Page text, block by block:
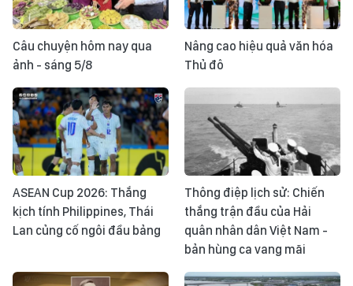
Câu chuyện hôm nay qua
ảnh - sáng 5/8
Nâng cao hiệu quả văn hóa
Thủ đô
ASEAN Cup 2026: Thắng
kịch tính Philippines, Thái
Lan củng cố ngôi đầu bảng
Thông điệp lịch sử: Chiến
thắng trận đầu của Hải
quân nhân dân Việt Nam -
bản hùng ca vang mãi